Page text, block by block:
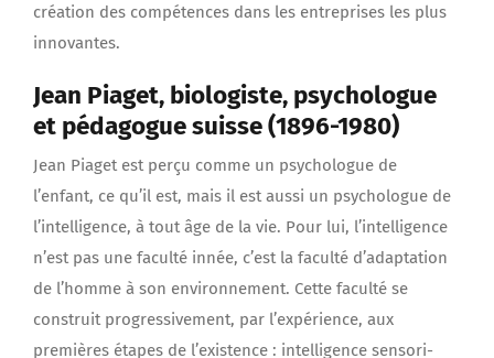
création des compétences dans les entreprises les plus
innovantes.
Jean Piaget, biologiste, psychologue
et pédagogue suisse (1896-1980)
Jean Piaget est perçu comme un psychologue de
l’enfant, ce qu’il est, mais il est aussi un psychologue de
l’intelligence, à tout âge de la vie. Pour lui, l’intelligence
n’est pas une faculté innée, c’est la faculté d’adaptation
de l’homme à son environnement. Cette faculté se
construit progressivement, par l’expérience, aux
premières étapes de l’existence : intelligence sensori-